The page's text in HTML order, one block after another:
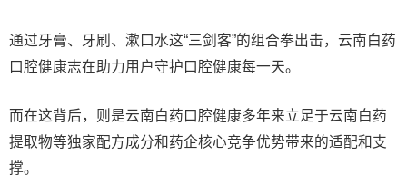
通过牙膏、牙刷、漱口水这“三剑客”的组合拳出击，云南白药
口腔健康志在助力用户守护口腔健康每一天。
而在这背后，则是云南白药口腔健康多年来立足于云南白药
提取物等独家配方成分和药企核心竞争优势带来的适配和支
撑。